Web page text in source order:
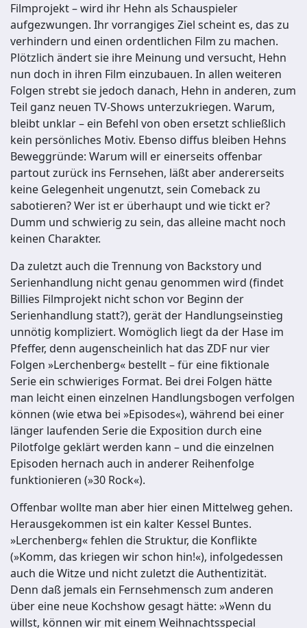
Filmprojekt – wird ihr Hehn als Schauspieler
aufgezwungen. Ihr vorrangiges Ziel scheint es, das zu
verhindern und einen ordentlichen Film zu machen.
Plötzlich ändert sie ihre Meinung und versucht, Hehn
nun doch in ihren Film einzubauen. In allen weiteren
Folgen strebt sie jedoch danach, Hehn in anderen, zum
Teil ganz neuen TV-Shows unterzukriegen. Warum,
bleibt unklar – ein Befehl von oben ersetzt schließlich
kein persönliches Motiv. Ebenso diffus bleiben Hehns
Beweggründe: Warum will er einerseits offenbar
partout zurück ins Fernsehen, läßt aber andererseits
keine Gelegenheit ungenutzt, sein Comeback zu
sabotieren? Wer ist er überhaupt und wie tickt er?
Dumm und schwierig zu sein, das alleine macht noch
keinen Charakter.
Da zuletzt auch die Trennung von Backstory und
Serienhandlung nicht genau genommen wird (findet
Billies Filmprojekt nicht schon vor Beginn der
Serienhandlung statt?), gerät der Handlungseinstieg
unnötig kompliziert. Womöglich liegt da der Hase im
Pfeffer, denn augenscheinlich hat das ZDF nur vier
Folgen »Lerchenberg« bestellt – für eine fiktionale
Serie ein schwieriges Format. Bei drei Folgen hätte
man leicht einen einzelnen Handlungsbogen verfolgen
können (wie etwa bei »Episodes«), während bei einer
länger laufenden Serie die Exposition durch eine
Pilotfolge geklärt werden kann – und die einzelnen
Episoden hernach auch in anderer Reihenfolge
funktionieren (»30 Rock«).
Offenbar wollte man aber hier einen Mittelweg gehen.
Herausgekommen ist ein kalter Kessel Buntes.
»Lerchenberg« fehlen die Struktur, die Konflikte
(»Komm, das kriegen wir schon hin!«), infolgedessen
auch die Witze und nicht zuletzt die Authentizität.
Denn daß jemals ein Fernsehmensch zum anderen
über eine neue Kochshow gesagt hätte: »Wenn du
willst, können wir mit einem Weihnachtsspecial